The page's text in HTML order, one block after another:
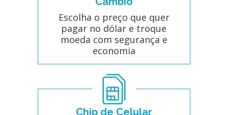
Escolha o preço que quer
pagar no dólar e troque
moeda com segurança e
economia
Chip de Celular